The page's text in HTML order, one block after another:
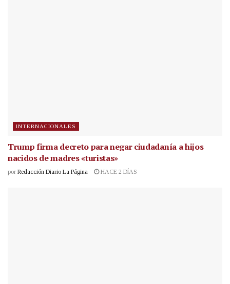
INTERNACIONALES
Trump firma decreto para negar ciudadanía a hijos
nacidos de madres «turistas»
por Redacción Diario La Página HACE 2 DÍAS